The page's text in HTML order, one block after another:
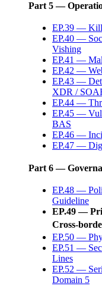
Part 5 —
EP.39 —
EP.40 —
Vishing
EP.41 —
EP.42 —
EP.43 —
XDR /
EP.44 —
EP.45 —
BAS
EP.46 —
EP.47 —
Part 6 —
EP.48 —
Guideline
EP.49 —
Cross-
EP.50 —
EP.51 —
Lines
EP.52 —
Domain 5